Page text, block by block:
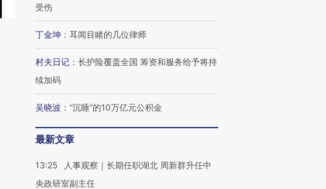
受伤
丁金坤 ： 耳闻目睹的几位律师
村夫日记 ： 长护险覆盖全国 筹资和服务给予将持
续加码
吴晓波 ： “沉睡”的10万亿元公积金
最新文章
13:25
人事观察｜长期任职湖北 周新群升任中
央政研室副主任